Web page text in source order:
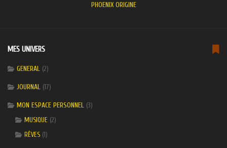
PHOENIX ORIGINE
MES UNIVERS
GENERAL (2)
JOURNAL (17)
MON ESPACE PERSONNEL (3)
MUSIQUE (2)
RÊVES (1)